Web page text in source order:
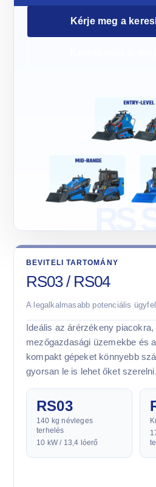
Kérje meg a
BEVITELI TARTOMÁNY
RS03 / RS04
A legalkalmasabb potenciális
Ideális az árérzékeny
mezőgazdasági üzemekbe és
kompakt gépeket könnyebb
gyorsan le is lehet őket szerelni.
RS03
140 kg névleges
terhelés
10 kW / 13,4 lóerő